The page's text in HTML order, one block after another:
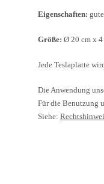
Eigenschaften:
Größe: Ø 20 cm x 4
Jede Teslaplatte
Die Anwendung
Für die Benutzung
Siehe: